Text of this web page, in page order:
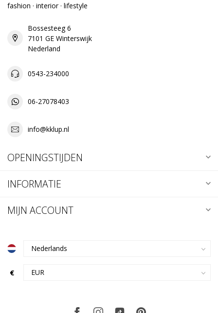
fashion · interior · lifestyle
Bossesteeg 6
7101 GE Winterswijk
Nederland
0543-234000
06-27078403
info@kklup.nl
OPENINGSTIJDEN
INFORMATIE
MIJN ACCOUNT
€